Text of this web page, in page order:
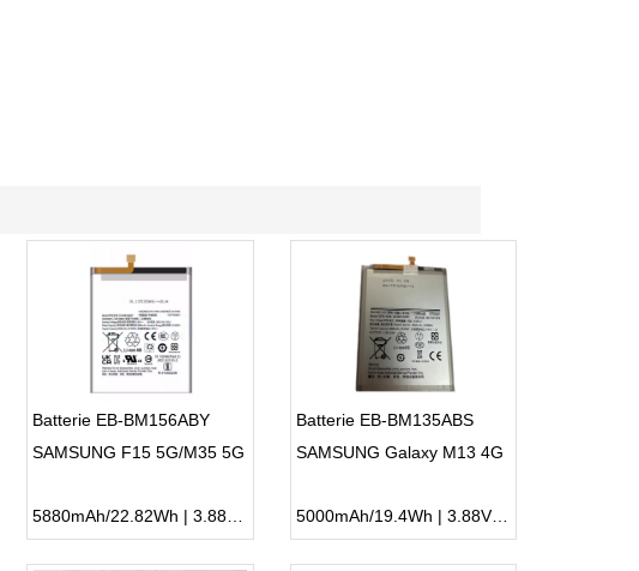
Batterie EB-BM156ABY
SAMSUNG F15 5G/M35 5G
Batterie EB-BM135ABS
SAMSUNG Galaxy M13 4G
5000mAh/19.4Wh | 3.88V | Li-ion ...